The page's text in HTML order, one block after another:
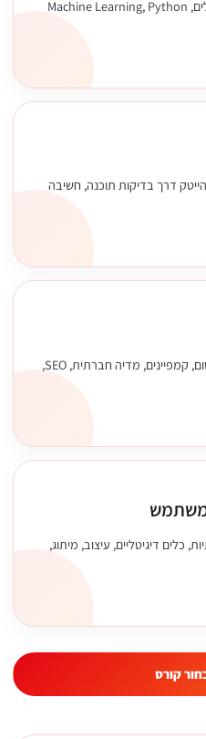
מתאים למי שמתחבר לנתונים, מודלים, Machine Learning, Python
דרך בדיקות תוכנה, חשיבה
מתאים למי שמתחבר לעולמות פרסום, קמפיינים, מדיה חברתית, SEO,
משתמש
כלים דיגיטליים, עיצוב, מיתוג,
קורס